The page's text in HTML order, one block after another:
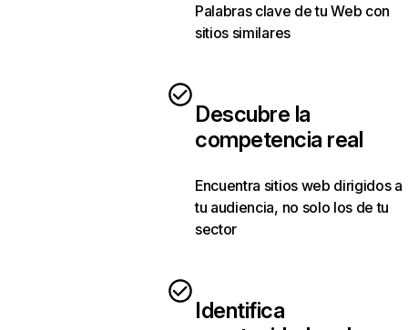
Palabras clave de tu Web con
sitios similares
Descubre la
competencia real
Encuentra sitios web dirigidos a
tu audiencia, no solo los de tu
sector
Identifica